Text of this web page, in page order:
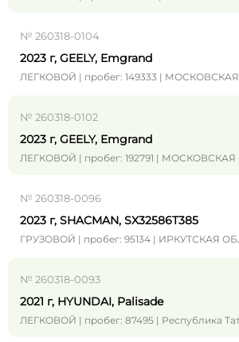
№ 260318-0104
2023 г, GEELY, Emgrand
ЛЕГКОВОЙ | пробег: 149333 |
№ 260318-0102
2023 г, GEELY, Emgrand
ЛЕГКОВОЙ | пробег: 192791 |
№ 260318-0096
2023 г, SHACMAN, SX32586T385
ГРУЗОВОЙ | пробег: 95134 | ИРКУТСКАЯ
№ 260318-0093
2021 г, HYUNDAI, Palisade
ЛЕГКОВОЙ | пробег: 87495 | Республика